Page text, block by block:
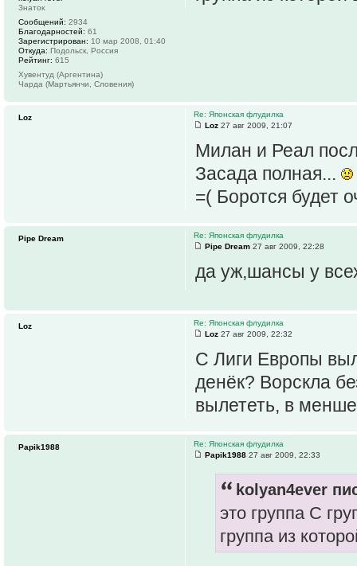
Знаток
Сообщений: 2934
Благодарностей: 61
Зарегистрирован: 10 мар 2008, 01:40
Откуда: Подольск, Россия
Рейтинг: 615
Хувентуд (Аргентина)
Чарда (Мартьянчи, Словения)
Re: Японская флудилка
Loz 27 авг 2009, 21:07
Милан и Реал
Засада полная...
=( Боротся будет
Loz
Re: Японская флудилка
Pipe Dream 27 авг 2009, 22:28
да уж,шансы у
Pipe Dream
Re: Японская флудилка
Loz 27 авг 2009, 22:32
С Лиги Европы
денёк? Ворскла
вылететь, в
Loz
Re: Японская флудилка
Papik1988 27 авг 2009, 22:33
kolyan4ever
это группа С
группа из
Papik1988